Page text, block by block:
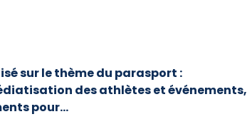
sur le thème du parasport :
des athlètes et événements,
pour…